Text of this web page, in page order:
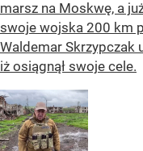
marsz na Moskwę, a
swoje wojska 200 km
Waldemar Skrzypczak
iż osiągnął swoje cele.